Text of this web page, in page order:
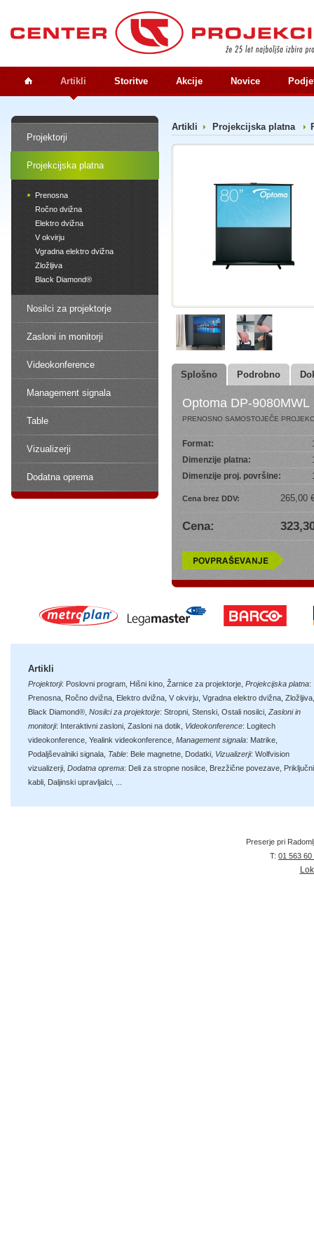
Artikli Storitve Akcije Novice
Projektorji
Projekcijska platna
Prenosna
Ročno dvižna
Elektro dvižna
V okvirju
Vgradna elektro dvižna
Zložljiva
Black Diamond®
Nosilci za projektorje
Zasloni in monitorji
Videokonference
Management signala
Table
Vizualizerji
Dodatna oprema
Artikli Projekcijska platna
Splošno Podrobno
Optoma DP-9080MWL
PRENOSNO SAMOSTOJEČE
Format:
Dimenzije platna:
Dimenzije proj. površine:
Cena brez DDV: 265,00
Cena:
Artikli
Projektorji: Poslovni program Hišni kino Žarnice za projektorje Projekcijska platna:
Prenosna Ročno dvižna Elektro dvižna V okvirju Vgradna elektro dvižna Zložljiva
Black Diamond® Nosilci za projektorje: Stropni Stenski Ostali nosilci Zasloni in
monitorji: Interaktivni zasloni Zasloni na dotik Videokonference: Logitech
videokonference Yealink videokonference Management signala: Matrike
Podaljševalniki signala Table: Bele magnetne Dodatki Vizualizerji: Wolfvision
vizualizerji Dodatna oprema: Deli za stropne nosilce Brezžične povezave Priključni
kabli Daljinski upravljalci
Preserje pri
T: 01 563 60